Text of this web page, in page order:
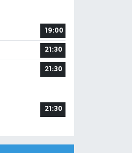
19:00
21:30
21:30
21:30